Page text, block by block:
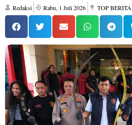
Redaksi Rabu, 1 Juli 2026 TOP BERITA